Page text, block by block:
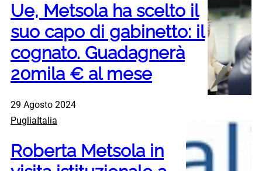
Ue, Metsola ha scelto il
suo capo di gabinetto: il
cognato. Guadagnerà
20mila € al mese
29 Agosto 2024
PugliaItalia
Roberta Metsola in